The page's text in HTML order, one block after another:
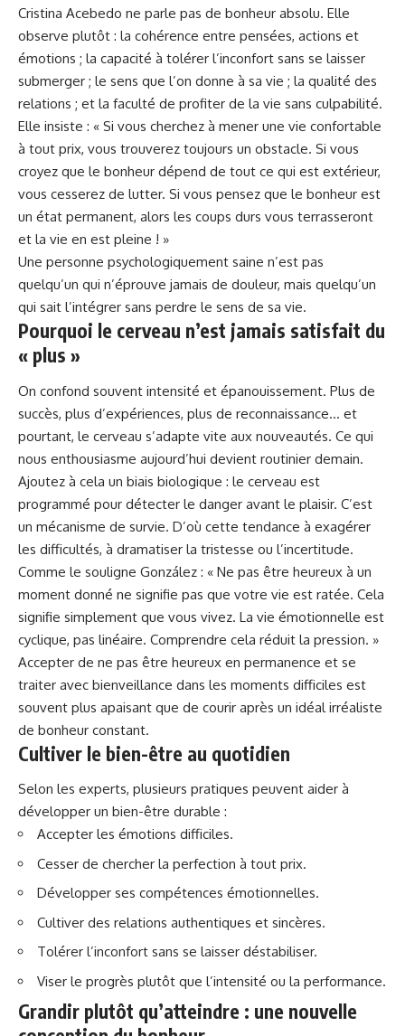
Cristina Acebedo ne parle pas de bonheur absolu. Elle
observe plutôt : la cohérence entre pensées, actions et
émotions ; la capacité à tolérer l’inconfort sans se laisser
submerger ; le sens que l’on donne à sa vie ; la qualité des
relations ; et la faculté de profiter de la vie sans culpabilité.
Elle insiste : « Si vous cherchez à mener une vie confortable
à tout prix, vous trouverez toujours un obstacle. Si vous
croyez que le bonheur dépend de tout ce qui est extérieur,
vous cesserez de lutter. Si vous pensez que le bonheur est
un état permanent, alors les coups durs vous terrasseront
et la vie en est pleine ! »
Une personne psychologiquement saine n’est pas
quelqu’un qui n’éprouve jamais de douleur, mais quelqu’un
qui sait l’intégrer sans perdre le sens de sa vie.
Pourquoi le cerveau n’est jamais satisfait du
« plus »
On confond souvent intensité et épanouissement. Plus de
succès, plus d’expériences, plus de reconnaissance… et
pourtant, le cerveau s’adapte vite aux nouveautés. Ce qui
nous enthousiasme aujourd’hui devient routinier demain.
Ajoutez à cela un biais biologique : le cerveau est
programmé pour détecter le danger avant le plaisir. C’est
un mécanisme de survie. D’où cette tendance à exagérer
les difficultés, à dramatiser la tristesse ou l’incertitude.
Comme le souligne González : « Ne pas être heureux à un
moment donné ne signifie pas que votre vie est ratée. Cela
signifie simplement que vous vivez. La vie émotionnelle est
cyclique, pas linéaire. Comprendre cela réduit la pression. »
Accepter de ne pas être heureux en permanence et se
traiter avec bienveillance dans les moments difficiles est
souvent plus apaisant que de courir après un idéal irréaliste
de bonheur constant.
Cultiver le bien-être au quotidien
Selon les experts, plusieurs pratiques peuvent aider à
développer un bien-être durable :
Accepter les émotions difficiles.
Cesser de chercher la perfection à tout prix.
Développer ses compétences émotionnelles.
Cultiver des relations authentiques et sincères.
Tolérer l’inconfort sans se laisser déstabiliser.
Viser le progrès plutôt que l’intensité ou la performance.
Grandir plutôt qu’atteindre : une nouvelle